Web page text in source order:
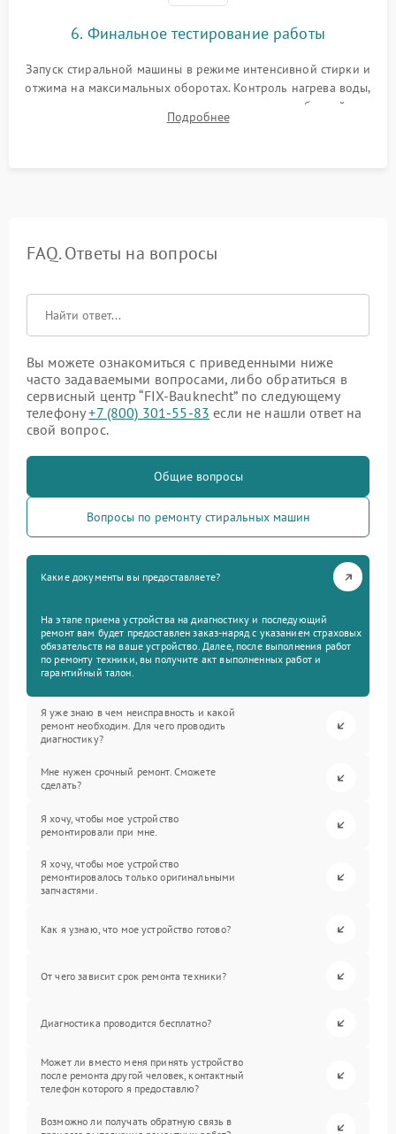
6. Финальное тестирование работы
Запуск стиральной машины в режиме интенсивной стирки и
отжима на максимальных оборотах. Контроль нагрева воды,
корректности слива, отсутствия излишних вибраций,
посторонних стуков и протечек под корпусом.
Подробнее
FAQ. Ответы на вопросы
Вы можете ознакомиться с приведенными ниже
часто задаваемыми вопросами, либо обратиться в
сервисный центр “FIX-Bauknecht” по следующему
телефону+7 (800) 301-55-83 если не нашли ответ на
свой вопрос.
Общие вопросы
Вопросы по ремонту стиральных машин
Какие документы вы предоставляете?
На этапе приема устройства на диагностику и последующий
ремонт вам будет предоставлен заказ-наряд с указанием страховых
обязательств на ваше устройство. Далее, после выполнения работ
по ремонту техники, вы получите акт выполненных работ и
гарантийный талон.
Я уже знаю в чем неисправность и какой
ремонт необходим. Для чего проводить
диагностику?
Мне нужен срочный ремонт. Сможете
сделать?
Я хочу, чтобы мое устройство
ремонтировали при мне.
Я хочу, чтобы мое устройство
ремонтировалось только оригинальными
запчастями.
Как я узнаю, что мое устройство готово?
От чего зависит срок ремонта техники?
Диагностика проводится бесплатно?
Может ли вместо меня принять устройство
после ремонта другой человек, контактный
телефон которого я предоставлю?
Возможно ли получать обратную связь в